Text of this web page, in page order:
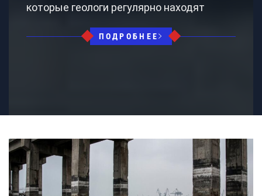
которые геологи регулярно находят
ПОДРОБНЕЕ